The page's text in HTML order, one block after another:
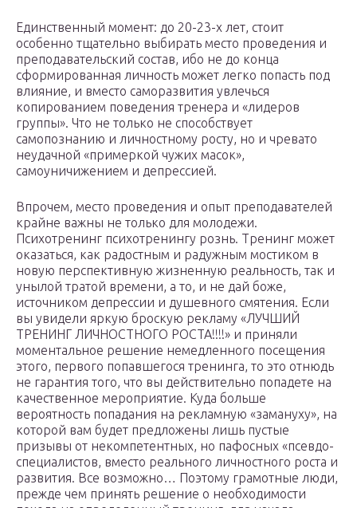
Единственный момент: до 20-23-х лет, стоит
особенно тщательно выбирать место проведения и
преподавательский состав, ибо не до конца
сформированная личность может легко попасть под
влияние, и вместо саморазвития увлечься
копированием поведения тренера и «лидеров
группы». Что не только не способствует
самопознанию и личностному росту, но и чревато
неудачной «примеркой чужих масок»,
самоуничижением и депрессией.
Впрочем, место проведения и опыт преподавателей
крайне важны не только для молодежи.
Психотренинг психотренингу рознь. Тренинг может
оказаться, как радостным и радужным мостиком в
новую перспективную жизненную реальность, так и
унылой тратой времени, а то, и не дай боже,
источником депрессии и душевного смятения. Если
вы увидели яркую броскую рекламу «ЛУЧШИЙ
ТРЕНИНГ ЛИЧНОСТНОГО РОСТА!!!!» и приняли
моментальное решение немедленного посещения
этого, первого попавшегося тренинга, то это отнюдь
не гарантия того, что вы действительно попадете на
качественное мероприятие. Куда больше
вероятность попадания на рекламную «замануху», на
которой вам будет предложены лишь пустые
призывы от некомпетентных, но пафосных «псевдо-
специалистов, вместо реального личностного роста и
развития. Все возможно… Поэтому грамотные люди,
прежде чем принять решение о необходимости